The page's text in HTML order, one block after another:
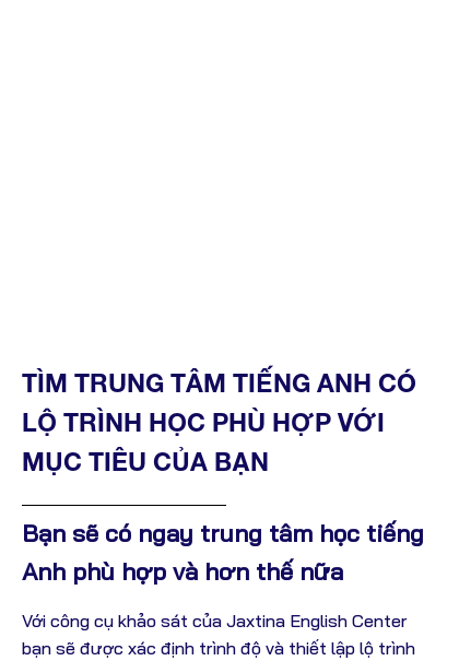
Bạn sẽ có ngay trung tâm học tiếng
Anh phù hợp và hơn thế nữa
Với công cụ khảo sát của Jaxtina English Center
bạn sẽ được xác định trình độ và thiết lập lộ trình
TÌM TRUNG TÂM TIẾNG ANH CÓ
LỘ TRÌNH HỌC PHÙ HỢP VỚI
MỤC TIÊU CỦA BẠN